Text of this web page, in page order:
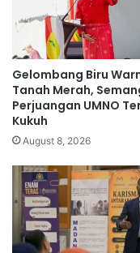
e
n
j
a
k
t
h
e
n
d
i
r
i
a
r
Gelombang Biru
Tanah Merah,
Perjuangan UMNO
Kukuh
August 8, 2026